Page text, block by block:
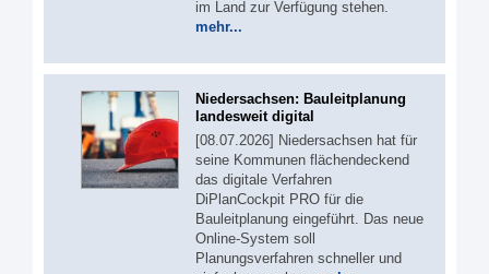
im Land zur Verfügung stehen.
mehr...
Niedersachsen: Bauleitplanung
landesweit digital
[08.07.2026] Niedersachsen hat für
seine Kommunen flächendeckend
das digitale Verfahren
DiPlanCockpit PRO für die
Bauleitplanung eingeführt. Das neue
Online-System soll
Planungsverfahren schneller und